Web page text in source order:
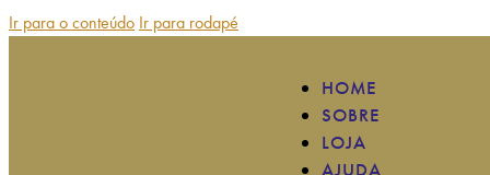
Ir para o conteúdo Ir para rodapé
HOME
SOBRE
LOJA
AJUDA